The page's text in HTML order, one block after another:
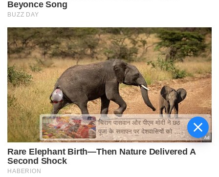
चिराग पासवान और पीएम मोदी ने छठ
पूजा के समापन पर देशवासियों को दी
शुभकामनाएं, छठी मैया से देश की
समृद्धि की कामना की